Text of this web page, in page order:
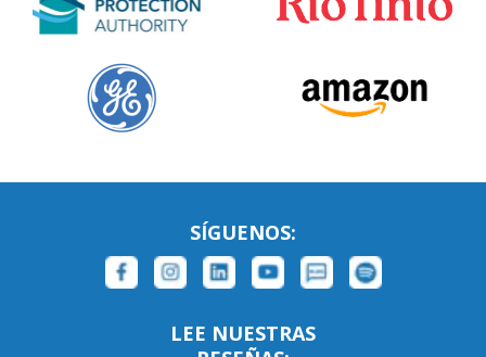
SÍGUENOS:
LEE NUESTRAS